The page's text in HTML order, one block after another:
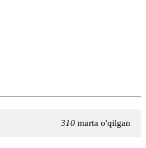
310 marta o'qilgan